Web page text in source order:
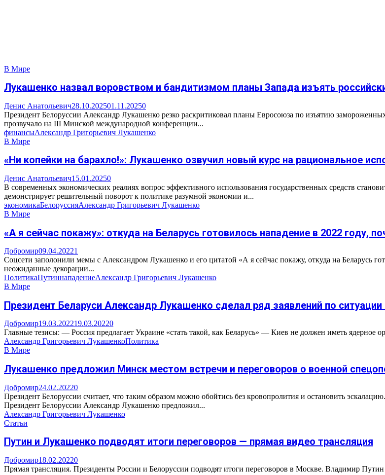
В Мире
Лукашенко назвал воровством и бандитизмом планы Запада изъять
Денис Анатольевич28.10.202501.11.20250
Президент Белоруссии Александр Лукашенко резко раскритиковал планы Евросоюза по изъятию
прозвучало на III Минской международной конференции...
финансыАлександр Григорьевич Лукашенко
В Мире
«Ни копейки на барахло!»: Лукашенко озвучил новый курс на рациональное
Денис Анатольевич15.01.20250
В современных экономических реалиях вопрос эффективного использования государственных средств
демонстрирует решительный поворот к политике разумной экономии и...
экономикаБелоруссияАлександр Григорьевич Лукашенко
В Мире
«А я сейчас покажу»: откуда на Беларусь готовилось нападение в 2022 году,
Добромир09.04.20221
Соцсети заполонили мемы с Александром Лукашенко и его цитатой «А я сейчас покажу, откуда на Беларусь
неожиданные декорации...
ПолитикаПутиннападениеАлександр Григорьевич Лукашенко
В Мире
Президент Беларуси Александр Лукашенко сделал ряд заявлений по
Добромир19.03.202219.03.20220
Главные тезисы: — Россия предлагает Украине «стать такой, как Беларусь» — Киев не должен иметь
Александр Григорьевич ЛукашенкоПолитика
В Мире
Лукашенко предложил Минск местом встречи и переговоров о военной
Добромир24.02.20220
Президент Белоруссии считает, что таким образом можно обойтись без кровопролития и остановить
Президент Белоруссии Александр Лукашенко предложил...
Александр Григорьевич Лукашенко
Статьи
Путин и Лукашенко подводят итоги переговоров — прямая видео трансляция
Добромир18.02.20220
Прямая трансляция. Президенты России и Белоруссии подводят итоги переговоров в Москве. Владимир